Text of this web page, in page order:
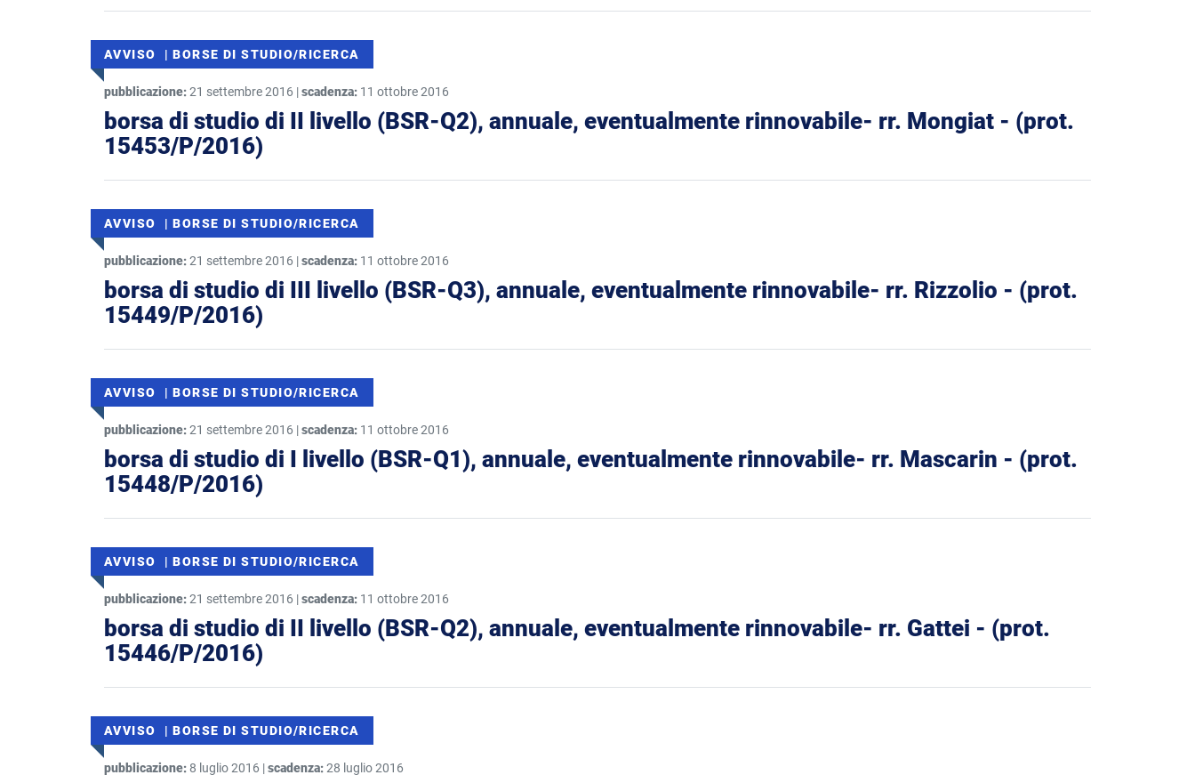
AVVISO | BORSE DI STUDIO/RICERCA
pubblicazione:21 settembre 2016 |scadenza: 11 ottobre 2016
borsa di studio di II livello (BSR-Q2), annuale, eventualmente rinnovabile- rr. Mongiat - (prot.
15453/P/2016)
AVVISO | BORSE DI STUDIO/RICERCA
pubblicazione:21 settembre 2016 |scadenza: 11 ottobre 2016
borsa di studio di III livello (BSR-Q3), annuale, eventualmente rinnovabile- rr. Rizzolio - (prot.
15449/P/2016)
AVVISO | BORSE DI STUDIO/RICERCA
pubblicazione:21 settembre 2016 |scadenza: 11 ottobre 2016
borsa di studio di I livello (BSR-Q1), annuale, eventualmente rinnovabile- rr. Mascarin - (prot.
15448/P/2016)
AVVISO | BORSE DI STUDIO/RICERCA
pubblicazione:21 settembre 2016 |scadenza: 11 ottobre 2016
borsa di studio di II livello (BSR-Q2), annuale, eventualmente rinnovabile- rr. Gattei - (prot.
15446/P/2016)
AVVISO | BORSE DI STUDIO/RICERCA
pubblicazione: 8 luglio 2016 |scadenza:28 luglio 2016